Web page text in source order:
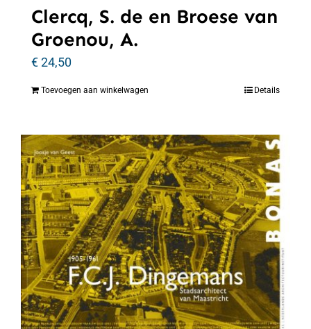
Clercq, S. de en Broese van
Groenou, A.
€24,50
Toevoegen aan winkelwagen Details